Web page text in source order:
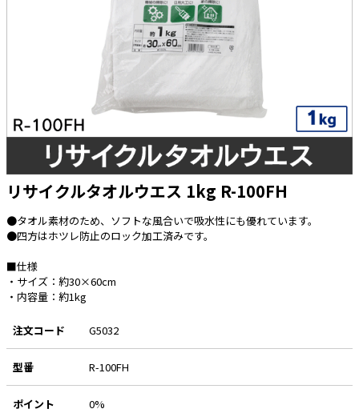
エアコン・換気扇・空調資材
太陽光発電ケーブル・コネクタ・関連資
電源ケーブル／コネクタ／分電盤／ブレ
照明・照明器具
電源タップ・延長コード
スイッチ・コンセント（配線器具）
PF管/FEP管/CD管/情報線保護管
工具関連
e431オリジナル
照明設置工事
太陽光発電工事
ホテル・病院向け
リサイクルタオルウエス 1kg R-100FH
●タオル素材のため、ソフトな風合いで吸水性にも優れています。
●四方はホツレ防止のロック加工済みです。
■仕様
・サイズ：約30×60cm
・内容量：約1kg
注文コード G5032
型番 R-100FH
ポイント 0%